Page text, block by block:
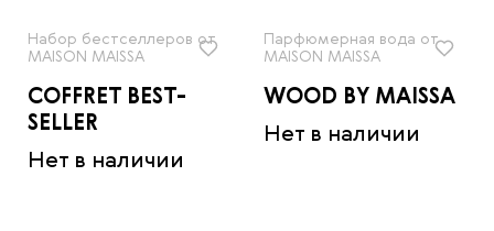
Набор бестселлеров от
MAISON MAISSA
COFFRET BEST-
SELLER
Нет в наличии
Парфюмерная вода от
MAISON MAISSA
WOOD BY MAISSA
Нет в наличии